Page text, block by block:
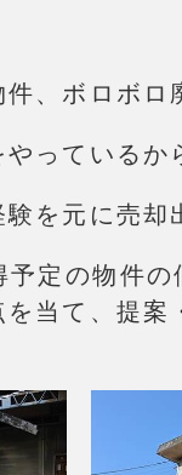
、ボロボロ
っている
を元に売却
予定の物件
当て、提案